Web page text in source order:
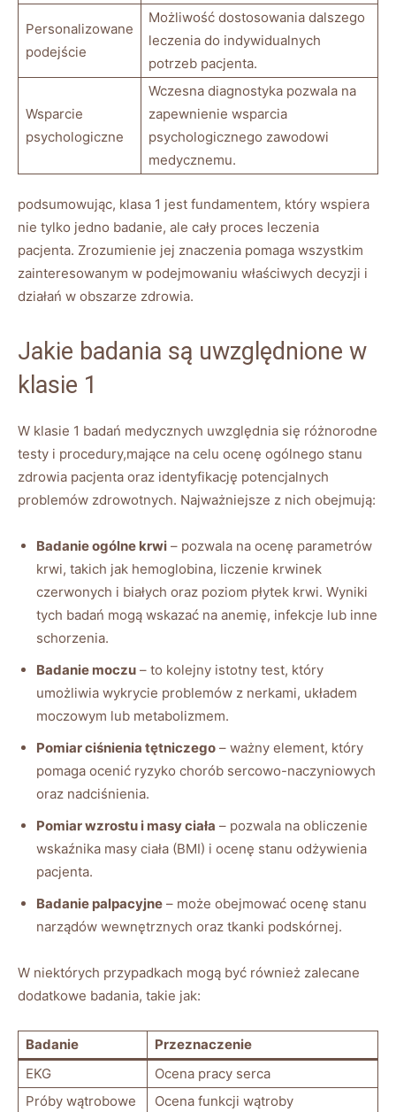
Personalizowane
podejście
Możliwość dostosowania dalszego
leczenia do indywidualnych
potrzeb pacjenta.
Wsparcie
psychologiczne
Wczesna diagnostyka pozwala na
zapewnienie wsparcia
psychologicznego zawodowi
medycznemu.
podsumowując, klasa 1 jest fundamentem, który wspiera
nie tylko jedno badanie, ale cały proces leczenia
pacjenta. Zrozumienie jej znaczenia pomaga wszystkim
zainteresowanym w podejmowaniu właściwych decyzji i
działań w obszarze zdrowia.
Jakie badania są uwzględnione w
klasie 1
W klasie 1 badań medycznych uwzględnia się różnorodne
testy i procedury,mające na celu ocenę ogólnego stanu
zdrowia pacjenta oraz identyfikację potencjalnych
problemów zdrowotnych. Najważniejsze z nich obejmują:
Badanie ogólne krwi – pozwala na ocenę parametrów
krwi, takich jak hemoglobina, liczenie krwinek
czerwonych i białych oraz poziom płytek krwi. Wyniki
tych badań mogą wskazać na anemię, infekcje lub inne
schorzenia.
Badanie moczu – to kolejny istotny test, który
umożliwia wykrycie problemów z nerkami, układem
moczowym lub metabolizmem.
Pomiar ciśnienia tętniczego – ważny element, który
pomaga ocenić ryzyko chorób sercowo-naczyniowych
oraz nadciśnienia.
Pomiar wzrostu i masy ciała – pozwala na obliczenie
wskaźnika masy ciała (BMI) i ocenę stanu odżywienia
pacjenta.
Badanie palpacyjne – może obejmować ocenę stanu
narządów wewnętrznych oraz tkanki podskórnej.
W niektórych przypadkach mogą być również zalecane
dodatkowe badania, takie jak:
Badanie
Przeznaczenie
EKG
Ocena pracy serca
Próby wątrobowe
Ocena funkcji wątroby